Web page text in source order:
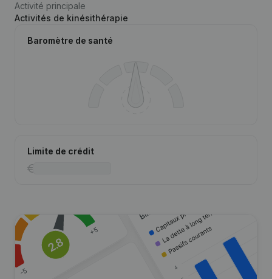
Activité principale
Activités de kinésithérapie
Baromètre de santé
Limite de crédit